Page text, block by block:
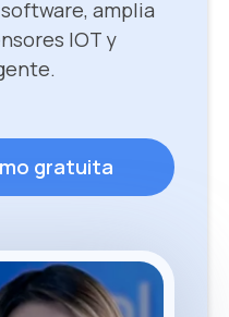
amplia
IOT y
gratuita